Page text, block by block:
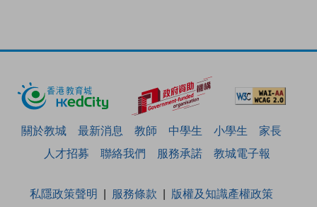
關於教城 最新消息 教師 中學生 小學生
家長
人才招募
聯絡我們 服務承諾 教城電子報
私隱政策聲明 服務條款
版權及知識產權政策